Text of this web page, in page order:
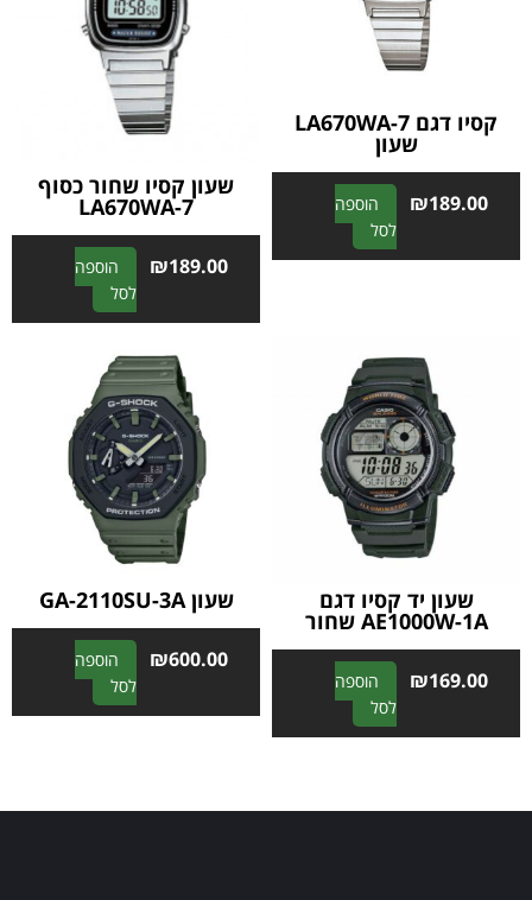
קסיו דגם LA670WA-7
שעון
₪189.00
הוספה
לסל
A
l
a
t
i
v
e
:
שעון קסיו שחור כסוף
LA670WA-7
₪189.00
הוספה
לסל
A
l
r
n
a
t
i
v
שעון יד קסיו דגם
AE1000W-1A שחור
₪169.00
הוספה
לסל
A
l
r
שעון GA-2110SU-3A
₪600.00
הוספה
לסל
A
l
n